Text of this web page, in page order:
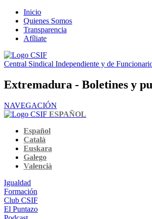
Inicio
Quienes Somos
Transparencia
Afíliate
Central Sindical Independiente y de
Extremadura - Boletines y
NAVEGACIÓN
ESPAÑOL
Español
Català
Euskara
Galego
Valencià
Igualdad
Formación
Club CSIF
El Puntazo